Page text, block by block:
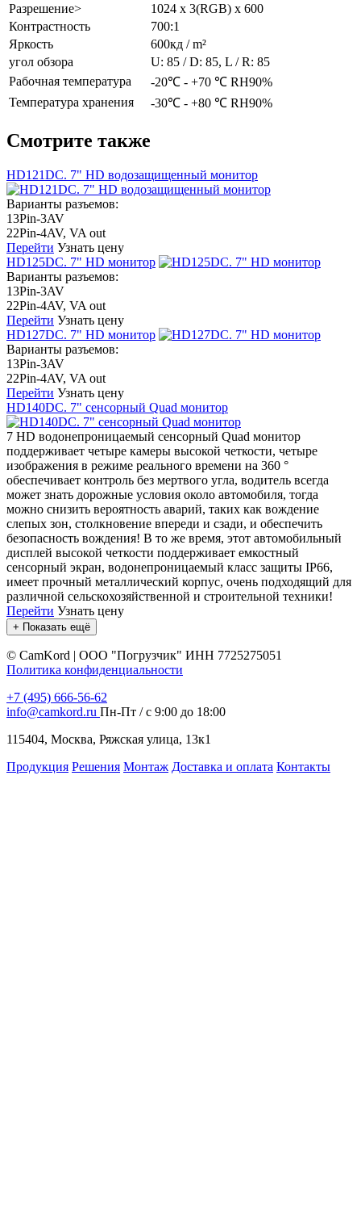
Разрешение>
1024 x 3(RGB) x 600
Контрастность
700:1
Яркость
600кд / m²
угол обзора
U: 85 / D: 85, L / R: 85
Рабочная температура
-20℃ - +70 ℃ RH90%
Температура хранения
-30℃ - +80 ℃ RH90%
Смотрите также
HD121DC. 7" HD водозащищенный монитор
Варианты разъемов:
13Pin-3AV
22Pin-4AV, VA out
Перейти Узнать цену
HD125DC. 7" HD монитор
Варианты разъемов:
13Pin-3AV
22Pin-4AV, VA out
Перейти Узнать цену
HD127DC. 7" HD монитор
Варианты разъемов:
13Pin-3AV
22Pin-4AV, VA out
Перейти Узнать цену
HD140DС. 7" сенсорный Quad монитор
7 HD водонепроницаемый сенсорный Quad монитор
поддерживает четыре камеры высокой четкости, четыре
изображения в режиме реального времени на 360 °
обеспечивает контроль без мертвого угла, водитель всегда
может знать дорожные условия около автомобиля, тогда
можно снизить вероятность аварий, таких как вождение
слепых зон, столкновение впереди и сзади, и обеспечить
безопасность вождения! В то же время, этот автомобильный
дисплей высокой четкости поддерживает емкостный
сенсорный экран, водонепроницаемый класс защиты IP66,
имеет прочный металлический корпус, очень подходящий для
различной сельскохозяйственной и строительной техники!
Перейти Узнать цену
+ Показать ещё
© CamKord | ООО "Погрузчик" ИНН 7725275051
Политика конфиденциальности
+7 (495) 666-56-62
info@camkord.ru Пн-Пт / с 9:00 до 18:00
115404, Москва, Ряжская улица, 13к1
Продукция Решения Монтаж Доставка и оплата Контакты